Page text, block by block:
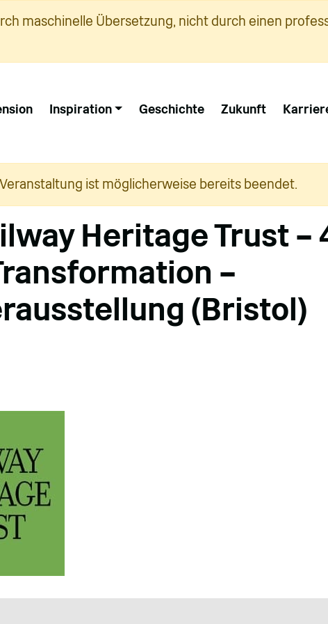
maschinelle Übersetzung, nicht durch einen
Inspiration Geschichte Zukunft
ist möglicherweise bereits beendet.
Heritage Trust –
–
(Bristol)